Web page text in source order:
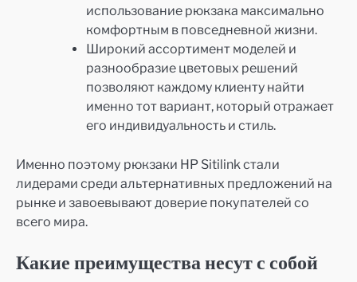
использование рюкзака максимально
комфортным в повседневной жизни.
Широкий ассортимент моделей и
разнообразие цветовых решений
позволяют каждому клиенту найти
именно тот вариант, который отражает
его индивидуальность и стиль.
Именно поэтому рюкзаки HP Sitilink стали
лидерами среди альтернативных предложений на
рынке и завоевывают доверие покупателей со
всего мира.
Какие преимущества несут с собой